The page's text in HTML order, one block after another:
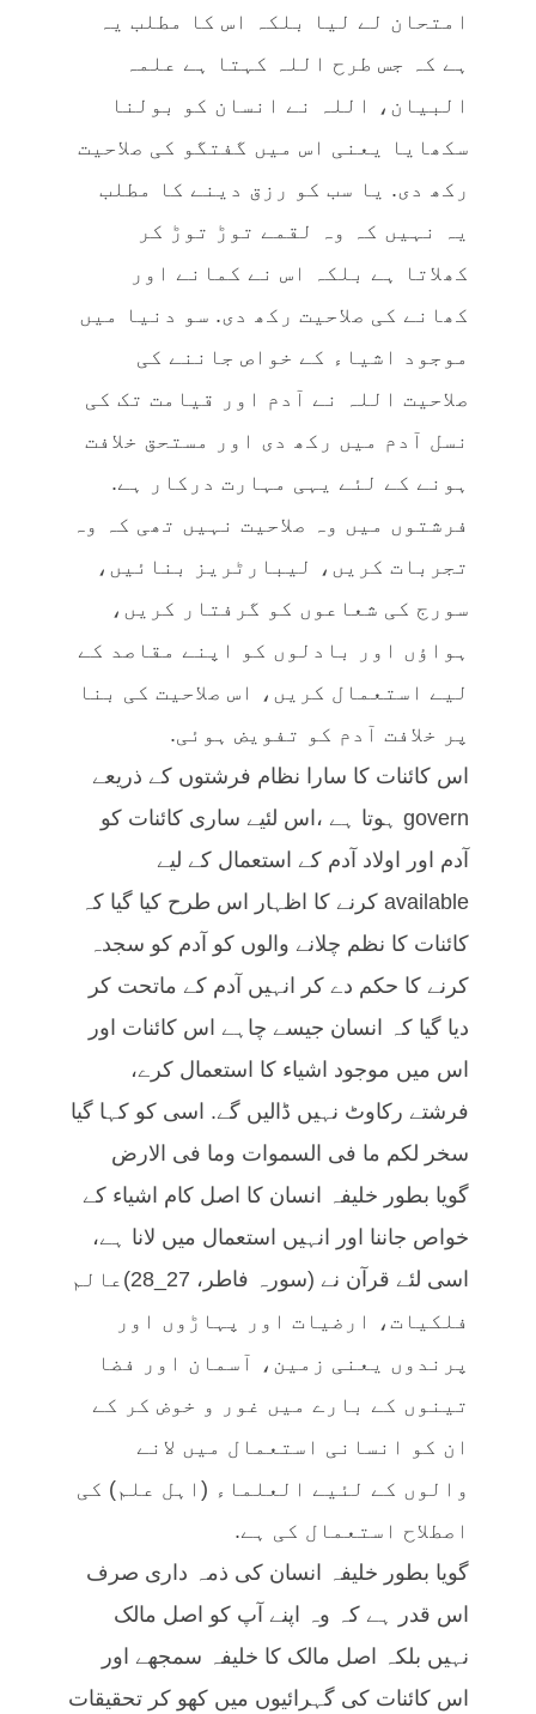
امتحان لے لیا بلکہ اس کا مطلب یہ
ہے کہ جس طرح اللہ کہتا ہے علمہ
البیان، اللہ نے انسان کو بولنا
سکھایا یعنی اس میں گفتگو کی صلاحیت
رکھ دی. یا سب کو رزق دینے کا مطلب
یہ نہیں کہ وہ لقمے توڑ توڑ کر
کھلاتا ہے بلکہ اس نے کمانے اور
کھانے کی صلاحیت رکھ دی. سو دنیا میں
موجود اشیاء کے خواص جاننے کی
صلاحیت اللہ نے آدم اور قیامت تک کی
نسل آدم میں رکھ دی اور مستحق خلافت
ہونے کے لئے یہی مہارت درکار ہے.
فرشتوں میں وہ صلاحیت نہیں تھی کہ وہ
تجربات کریں، لیبارٹریز بنائیں،
سورج کی شعاعوں کو گرفتار کریں،
ہواؤں اور بادلوں کو اپنے مقاصد کے
لیے استعمال کریں، اس صلاحیت کی بنا
پر خلافت آدم کو تفویض ہوئی.
اس کائنات کا سارا نظام فرشتوں کے ذریعے
govern ہوتا ہے ،اس لئیے ساری کائنات کو
آدم اور اولاد آدم کے استعمال کے لیے
available کرنے کا اظہار اس طرح کیا گیا کہ
کائنات کا نظم چلانے والوں کو آدم کو سجدہ
کرنے کا حکم دے کر انہیں آدم کے ماتحت کر
دیا گیا کہ انسان جیسے چاہے اس کائنات اور
اس میں موجود اشیاء کا استعمال کرے،
فرشتے رکاوٹ نہیں ڈالیں گے. اسی کو کہا گیا
سخر لکم ما فی السموات وما فی الارض
گویا بطور خلیفہ انسان کا اصل کام اشیاء کے
خواص جاننا اور انہیں استعمال میں لانا ہے،
اسی لئے قرآن نے (سورہ فاطر، 27_28)عالم
فلکیات، ارضیات اور پہاڑوں اور
پرندوں یعنی زمین، آسمان اور فضا
تینوں کے بارے میں غور و خوض کر کے
ان کو انسانی استعمال میں لانے
والوں کے لئیے العلماء (اہل علم) کی
اصطلاح استعمال کی ہے.
گویا بطور خلیفہ انسان کی ذمہ داری صرف
اس قدر ہے کہ وہ اپنے آپ کو اصل مالک
نہیں بلکہ اصل مالک کا خلیفہ سمجھے اور
اس کائنات کی گہرائیوں میں کھو کر تحقیقات